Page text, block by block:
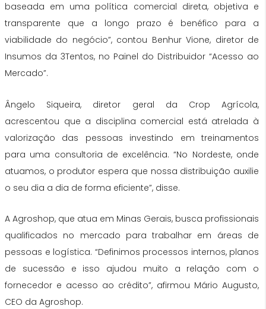
baseada em uma política comercial direta, objetiva e
transparente que a longo prazo é benéfico para a
viabilidade do negócio”, contou Benhur Vione, diretor de
Insumos da 3Tentos, no Painel do Distribuidor “Acesso ao
Mercado”.
Ângelo Siqueira, diretor geral da Crop Agrícola,
acrescentou que a disciplina comercial está atrelada à
valorização das pessoas investindo em treinamentos
para uma consultoria de excelência. “No Nordeste, onde
atuamos, o produtor espera que nossa distribuição auxilie
o seu dia a dia de forma eficiente”, disse.
A Agroshop, que atua em Minas Gerais, busca profissionais
qualificados no mercado para trabalhar em áreas de
pessoas e logística. “Definimos processos internos, planos
de sucessão e isso ajudou muito a relação com o
fornecedor e acesso ao crédito”, afirmou Mário Augusto,
CEO da Agroshop.